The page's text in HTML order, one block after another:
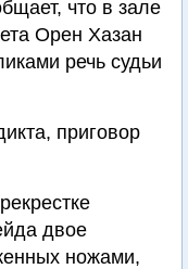
что в зале
Орен Хазан
речь судьи
приговор
двое
ножами,